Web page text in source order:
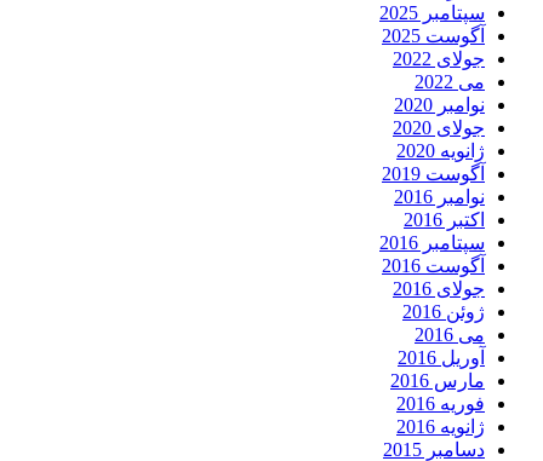
سپتامبر 2025
آگوست 2025
جولای 2022
می 2022
نوامبر 2020
جولای 2020
ژانویه 2020
آگوست 2019
نوامبر 2016
اکتبر 2016
سپتامبر 2016
آگوست 2016
جولای 2016
ژوئن 2016
می 2016
آوریل 2016
مارس 2016
فوریه 2016
ژانویه 2016
دسامبر 2015